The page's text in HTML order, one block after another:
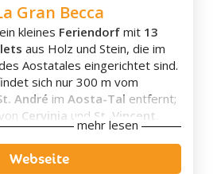
Gran Becca
kleines Feriendorf mit 13
aus Holz und Stein, die im
Aostatales eingerichtet sind.
sich nur 300 m vom
André im Aosta-Tal entfernt;
Cervinia und St. Vincent
Becca verfügt über
4 bis 10 Bettenin2, 3, 4 und
unterteilt, die über
mehr lesen
Webseite